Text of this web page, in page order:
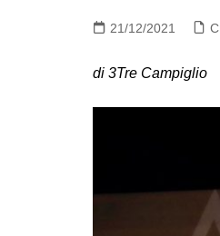
21/12/2021
di 3Tre Campiglio